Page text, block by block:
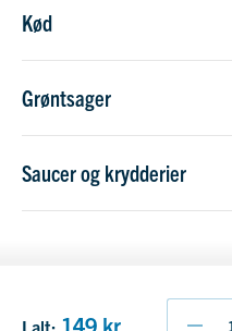
Kød
Grøntsager
Saucer og krydderier
I alt: 149 kr.
Tæl